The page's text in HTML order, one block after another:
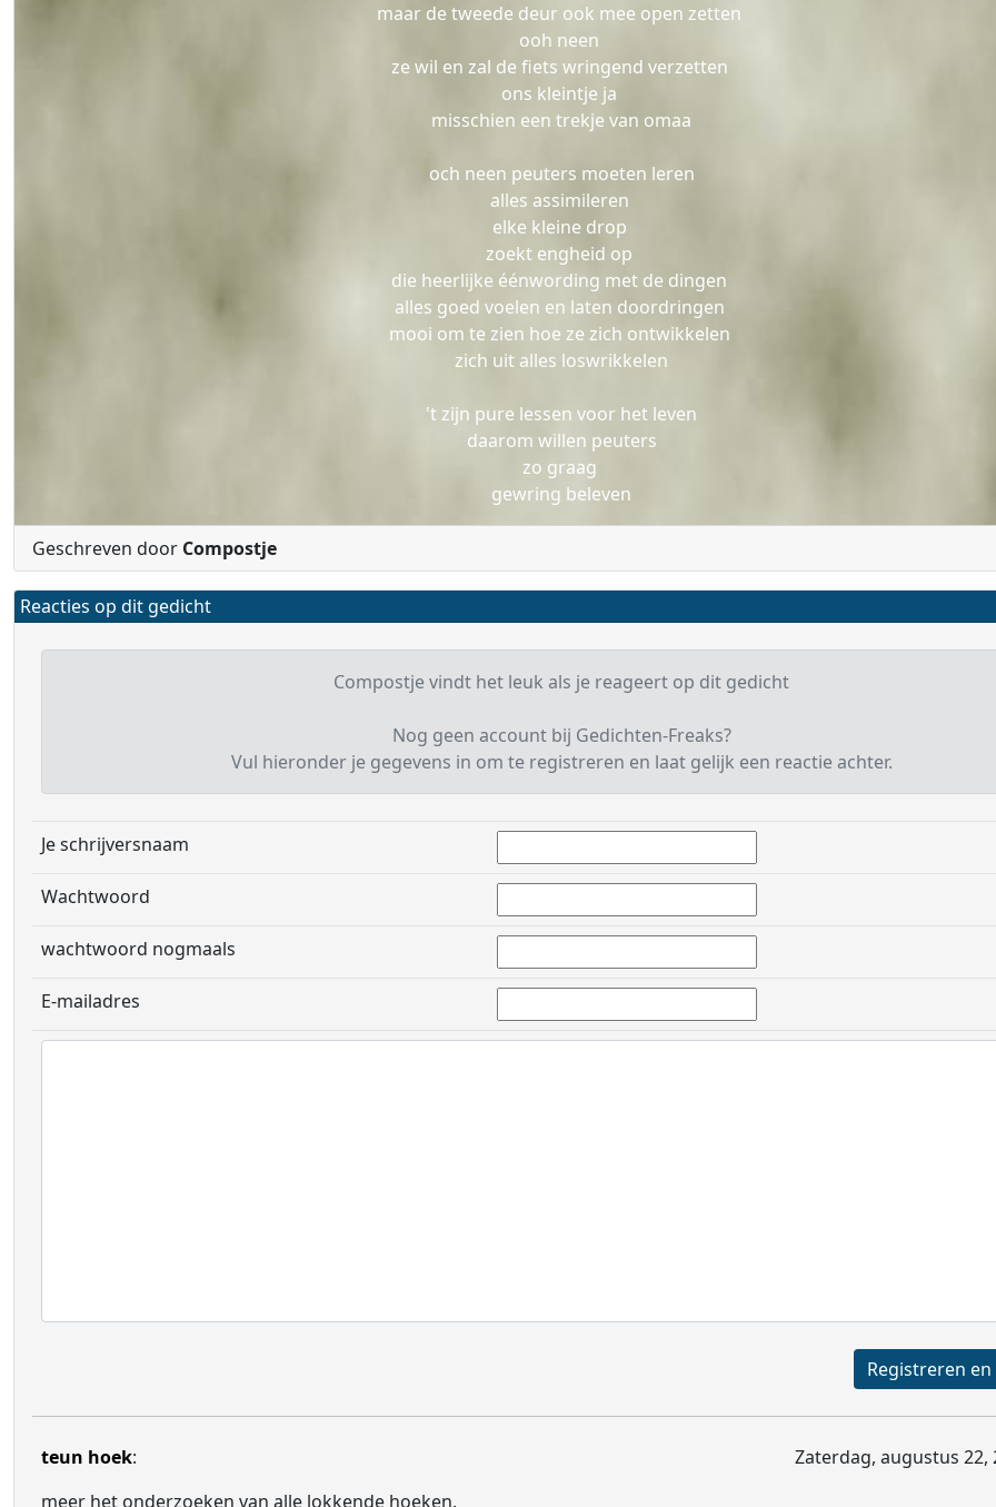
maar de tweede deur ook mee open zetten
ooh neen
ze wil en zal de fiets wringend verzetten
ons kleintje ja
misschien een trekje van omaa
och neen peuters moeten leren
alles assimileren
elke kleine drop
zoekt engheid op
die heerlijke éénwording met de dingen
alles goed voelen en laten doordringen
mooi om te zien hoe ze zich ontwikkelen
zich uit alles loswrikkelen
't zijn pure lessen voor het leven
daarom willen peuters
zo graag
gewring beleven
Geschreven door Compostje
Reacties op dit gedicht
Compostje vindt het leuk als je reageert op dit gedicht
Nog geen account bij Gedichten-Freaks?
Vul hieronder je gegevens in om te registreren en laat gelijk een reactie achter.
Je schrijversnaam
Wachtwoord
wachtwoord nogmaals
E-mailadres
teun hoek:
Zaterdag, augustus 22,
meer het onderzoeken van alle lokkende hoeken.